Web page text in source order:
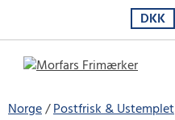
DKK
Norge Postfrisk & Ustemplet